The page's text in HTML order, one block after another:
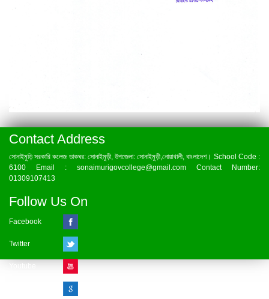
Contact Address
সোনাইমুড়ি সরকারি কলেজ ডাকঘর: সোনাইমুড়ী, উপজেলা: সোনাইমুড়ী,নোয়াখালী, বাংলাদেশ। School Code :
6100 Email : sonaimurigovcollege@gmail.com Contact Number:
01309107413
Follow Us On
Facebook
Twitter
Youtube